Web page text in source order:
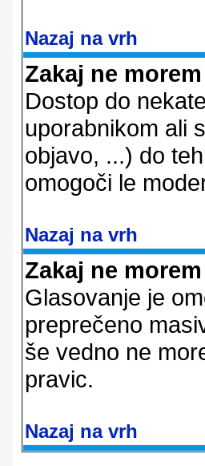
Nazaj na vrh
Zakaj ne
Dostop do
uporabnikom ali
objavo, ...) do
omogoči le
Nazaj na vrh
Zakaj ne
Glasovanje je
preprečeno
še vedno ne
pravic.
Nazaj na vrh